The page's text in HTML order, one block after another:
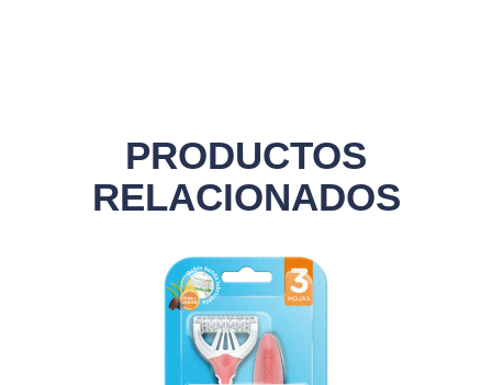
PRODUCTOS
RELACIONADOS